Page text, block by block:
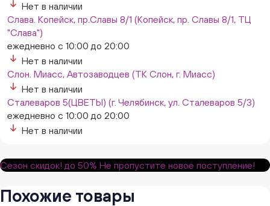
Нет в наличии
Слава. Копейск, пр.Славы 8/1 (Копейск, пр. Славы 8/1, ТЦ
"Слава")
ежедневно с 10:00 до 20:00
Нет в наличии
Слон. Миасс, Автозаводцев (ТК Слон, г. Миасс)
Нет в наличии
Сталеваров 5(ЦВЕТЫ) (г. Челябинск, ул. Сталеваров 5/3)
ежедневно с 10:00 до 20:00
Нет в наличии
Сезон скидок! до 50% Не пропустите новое поступление!
Похожие товары